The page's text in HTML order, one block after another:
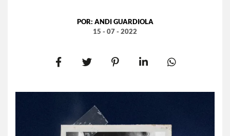
POR: ANDI GUARDIOLA
15 - 07 - 2022